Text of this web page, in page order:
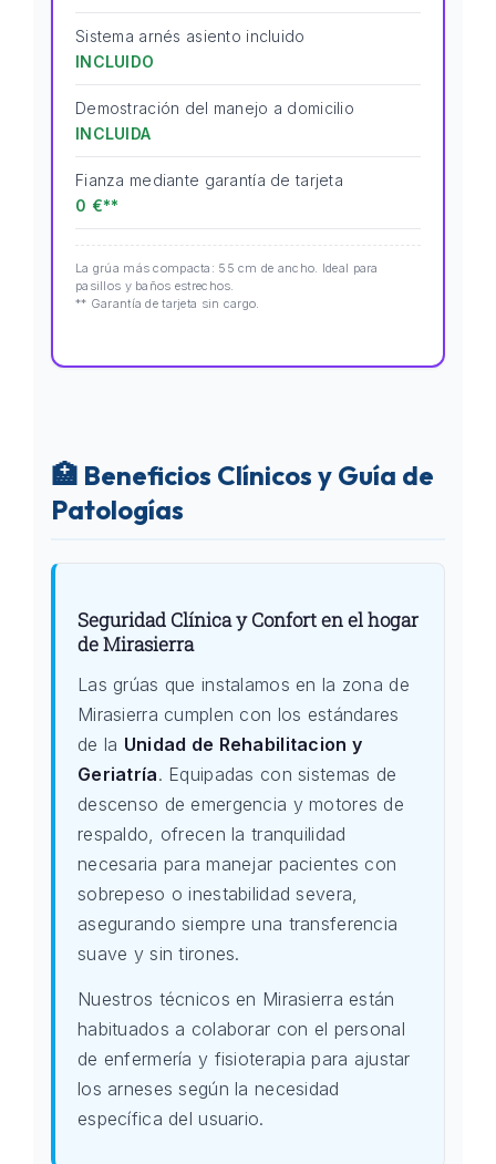
Sistema arnés asiento incluido
INCLUIDO
Demostración del manejo a domicilio
INCLUIDA
Fianza mediante garantía de tarjeta
0 €**
La grúa más compacta: 55 cm de ancho. Ideal para
pasillos y baños estrechos.
** Garantía de tarjeta sin cargo.
🏥 Beneficios Clínicos y Guía de
Patologías
Seguridad Clínica y Confort en el hogar
de Mirasierra
Las grúas que instalamos en la zona de
Mirasierra cumplen con los estándares
de la Unidad de Rehabilitacion y
Geriatría. Equipadas con sistemas de
descenso de emergencia y motores de
respaldo, ofrecen la tranquilidad
necesaria para manejar pacientes con
sobrepeso o inestabilidad severa,
asegurando siempre una transferencia
suave y sin tirones.
Nuestros técnicos en Mirasierra están
habituados a colaborar con el personal
de enfermería y fisioterapia para ajustar
los arneses según la necesidad
específica del usuario.